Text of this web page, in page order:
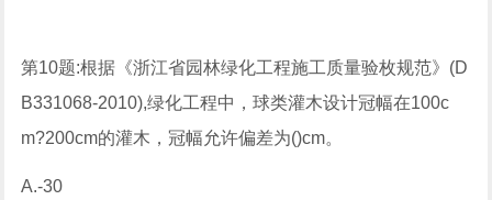
第10题:根据《浙江省园林绿化工程施工质量验枚规范》(D
B331068-2010),绿化工程中，球类灌木设计冠幅在100c
m?200cm的灌木，冠幅允许偏差为()cm。
A.-30